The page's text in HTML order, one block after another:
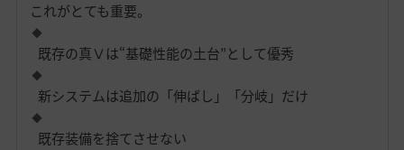
これがとても重要。
既存の真Ⅴは“基礎性能の土台”として優秀
新システムは追加の「伸ばし」「分岐」だけ
既存装備を捨てさせない